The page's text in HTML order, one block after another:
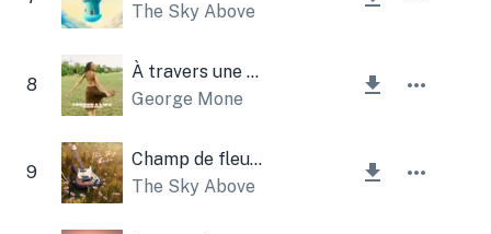
The Sky Above
8
À travers une vie
George Mone
9
Champ de fleurs
The Sky Above